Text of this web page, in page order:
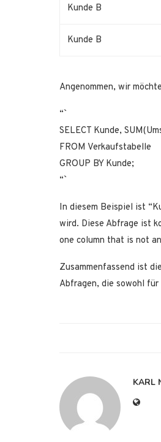
Kunde B
Kunde B
Angenommen, wir
“`
SELECT Kunde,
FROM Verkaufstabelle
GROUP BY Kunde;
“`
In diesem Beispiel ist
wird. Diese Abfrage ist
one column that is not
Zusammenfassend ist
Abfragen, die sowohl
KARL